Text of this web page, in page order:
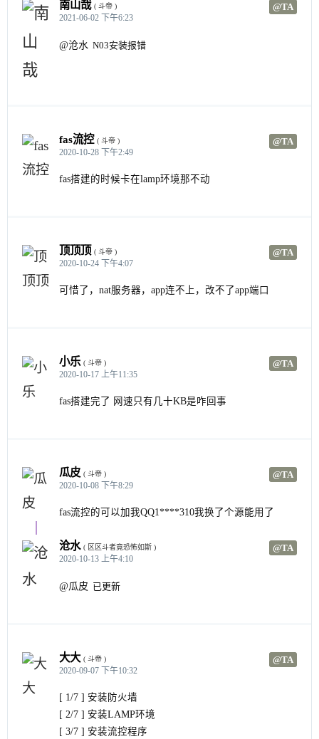
南山哉 @TA
( 斗帝 )
2021-06-02 下午6:23
@沧水 N03安装报错
fas流控 @TA
( 斗帝 )
2020-10-28 下午2:49
fas搭建的时候卡在lamp环境那不动
顶顶顶 @TA
( 斗帝 )
2020-10-24 下午4:07
可惜了，nat服务器，app连不上，改不了app端口
小乐 @TA
( 斗帝 )
2020-10-17 上午11:35
fas搭建完了 网速只有几十KB是咋回事
瓜皮 @TA
( 斗帝 )
2020-10-08 下午8:29
fas流控的可以加我QQ1****310我换了个源能用了
沧水 @TA
( 区区斗者竟恐怖如斯 )
2020-10-13 上午4:10
@瓜皮 已更新
大大 @TA
( 斗帝 )
2020-09-07 下午10:32
[ 1/7 ] 安装防火墙
[ 2/7 ] 安装LAMP环境
[ 3/7 ] 安装流控程序